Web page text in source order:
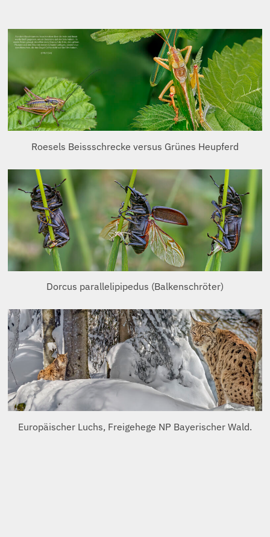
Roesels Beissschrecke versus Grünes Heupferd
Dorcus parallelipipedus (Balkenschröter)
Europäischer Luchs, Freigehege NP Bayerischer Wald.